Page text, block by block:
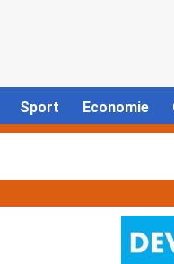
Sport Economie